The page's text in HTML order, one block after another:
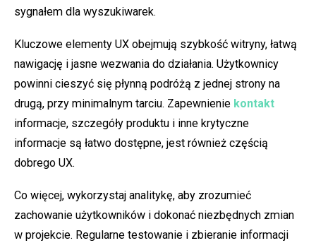
sygnałem dla wyszukiwarek.
Kluczowe elementy UX obejmują szybkość witryny, łatwą
nawigację i jasne wezwania do działania. Użytkownicy
powinni cieszyć się płynną podróżą z jednej strony na
drugą, przy minimalnym tarciu. Zapewnienie kontakt
informacje, szczegóły produktu i inne krytyczne
informacje są łatwo dostępne, jest również częścią
dobrego UX.
Co więcej, wykorzystaj analitykę, aby zrozumieć
zachowanie użytkowników i dokonać niezbędnych zmian
w projekcie. Regularne testowanie i zbieranie informacji